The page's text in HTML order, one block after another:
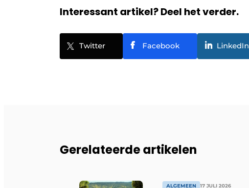
Interessant artikel? Deel het verder.
Twitter Facebook LinkedIn
Gerelateerde artikelen
ALGEMEEN 17 JULI 2026